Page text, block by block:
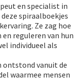
en specialist in
spiraalboekjes
Ze zag hoe
reguleren van hun
individueel als
ontstond vanuit de
waarmee mensen